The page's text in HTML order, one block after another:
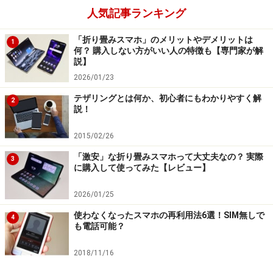
人気記事ランキング
1
「折り畳みスマホ」のメリットやデメリットは
何？ 購入しない方がいい人の特徴も【専門家が解
説】
2026/01/23
2
テザリングとは何か、初心者にもわかりやすく解
説！
2015/02/26
3
「激安」な折り畳みスマホって大丈夫なの？ 実際
に購入して使ってみた【レビュー】
2026/01/25
4
使わなくなったスマホの再利用法6選！SIM無しで
も電話可能？
2018/11/16